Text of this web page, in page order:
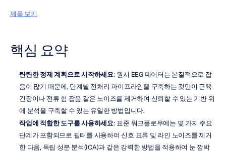
제품 보기
핵심 요약
탄탄한 정제 계획으로 시작하세요: 원시 EEG 데이터는 본질적으로 잡
음이 많기 때문에, 단계별 전처리 파이프라인을 구축하는 것만이 근육
긴장이나 전류 험 잡음 같은 노이즈를 제거하여 신뢰할 수 있는 기반 위
에 분석을 구축할 수 있는 유일한 방법입니다.
작업에 적합한 도구를 사용하세요: 표준 워크플로우에는 몇 가지 주요
단계가 포함되므로 필터를 사용하여 신호 표류 및 라인 노이즈를 제거
한 다음, 독립 성분 분석(ICA)과 같은 강력한 방법을 적용하여 눈 깜박